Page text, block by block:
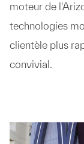
moteur de
technologies
clientèle plus
convivial.